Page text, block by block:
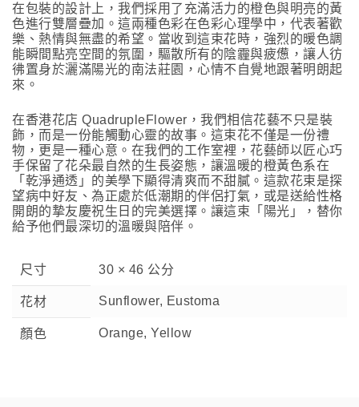
在包裝的設計上，我們採用了充滿活力的橙色與明亮的黃
色進行雙層疊加。這兩種色彩在色彩心理學中，代表著歡
樂、熱情與無盡的希望。當收到這束花時，強烈的暖色調
能瞬間點亮空間的氛圍，驅散所有的陰霾與疲憊，讓人彷
彿置身於灑滿陽光的南法莊園，心情不自覺地跟著明朗起
來。
在香港花店 QuadrupleFlower，我們相信花藝不只是裝
飾，而是一份能觸動心靈的故事。這束花不僅是一份禮
物，更是一種心意。在我們的工作室裡，花藝師以匠心巧
手保留了花朵最自然的生長姿態，讓溫暖的橙黃色系在
「乾淨通透」的美學下顯得清爽而不甜膩。這款花束是探
望病中好友、為正處於低潮期的伴侶打氣，或是送給性格
開朗的摯友慶祝生日的完美選擇。讓這束「陽光」，替你
給予他們最深切的溫暖與陪伴。
尺寸 30 × 46 公分
花材 Sunflower, Eustoma
顏色 Orange, Yellow